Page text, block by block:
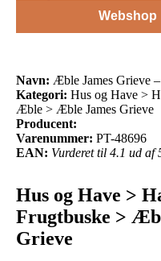
Webshop
Navn: Æble James Grieve
Kategori: Hus og Have >
Æble > Æble James Grieve
Producent:
Varenummer: PT-48696
EAN: Vurderet til 4.1 ud af
Hus og Have >
Frugtbuske >
Grieve